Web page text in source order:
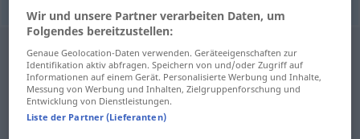
Wir und unsere Partner verarbeiten Daten, um
Folgendes bereitzustellen:
Genaue Geolocation-Daten verwenden. Geräteeigenschaften zur
Identifikation aktiv abfragen. Speichern von und/oder Zugriff auf
Informationen auf einem Gerät. Personalisierte Werbung und Inhalte,
Messung von Werbung und Inhalten, Zielgruppenforschung und
Entwicklung von Dienstleistungen.
Liste der Partner (Lieferanten)